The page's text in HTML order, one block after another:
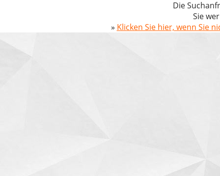
Die
Sie
» Klicken Sie hier, wenn Sie